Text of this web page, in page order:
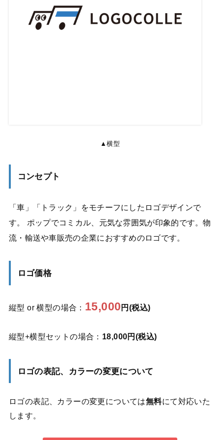
▲横型
コンセプト
「車」「トラック」をモチーフにしたロゴデザインで
す。 ポップでコミカル、元気な雰囲気が印象的です。物
流・輸送や車販売の企業におすすめのロゴです。
ロゴ価格
縦型 or 横型の場合： 15,000 円(税込)
縦型+横型セットの場合： 18,000円(税込)
ロゴの表記、カラーの変更について
ロゴの表記、カラーの変更については無料にて対応いた
します。